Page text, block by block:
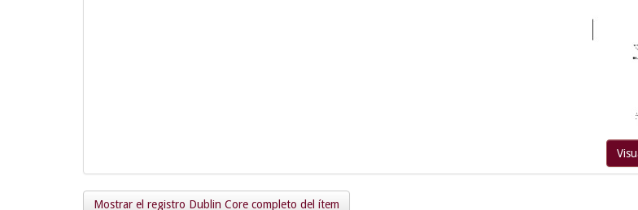
Mostrar el registro Dublin Core completo del ítem